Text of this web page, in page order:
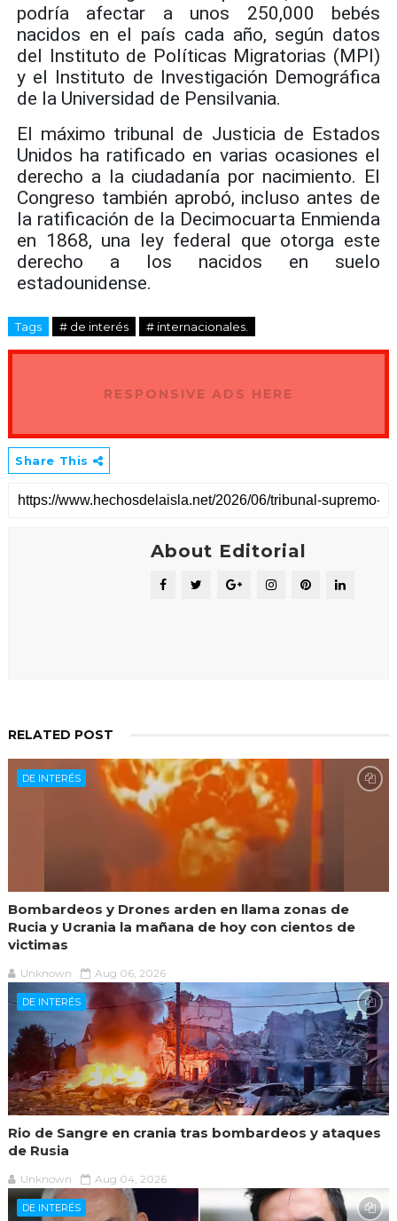
podría afectar a unos 250,000 bebés
nacidos en el país cada año, según datos
del Instituto de Políticas Migratorias (MPI)
y el Instituto de Investigación Demográfica
de la Universidad de Pensilvania.
El máximo tribunal de Justicia de Estados
Unidos ha ratificado en varias ocasiones el
derecho a la ciudadanía por nacimiento. El
Congreso también aprobó, incluso antes de
la ratificación de la Decimocuarta Enmienda
en 1868, una ley federal que otorga este
derecho a los nacidos en suelo
estadounidense.
Tags # de interés # internacionales.
RESPONSIVE ADS HERE
Share This
About Editorial
RELATED POST
DE INTERÉS
Bombardeos y Drones arden en llama zonas de
Rucia y Ucrania la mañana de hoy con cientos de
victimas
Unknown Aug 06, 2026
DE INTERÉS
Rio de Sangre en crania tras bombardeos y ataques
de Rusia
Unknown Aug 04, 2026
DE INTERÉS